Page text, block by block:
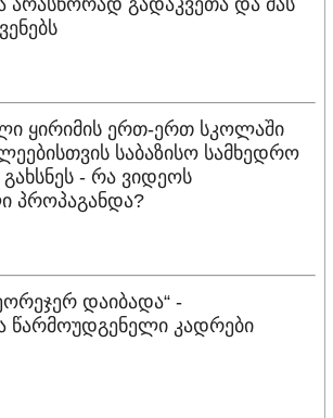
არასწორად გადაკვეთა და მას
ყირიმის ერთ-ერთ სკოლაში
საბაზისო სამხედრო
- რა ვიდეოს
პროპაგანდა?
დაიბადა“ -
წარმოუდგენელი კადრები